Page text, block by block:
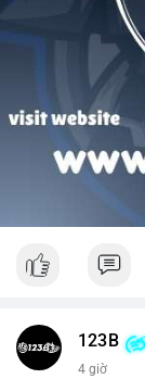
123B
4 giờ